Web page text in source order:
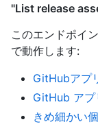
"List release
このエンドポイ
で動作します:
GitHubアプ
GitHub アプ
きめ細かい